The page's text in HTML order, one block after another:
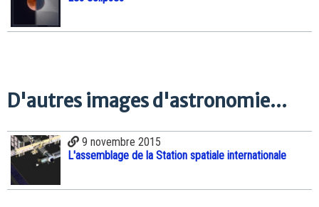
D'autres images d'astronomie...
9 novembre 2015
L'assemblage de la Station spatiale internationale